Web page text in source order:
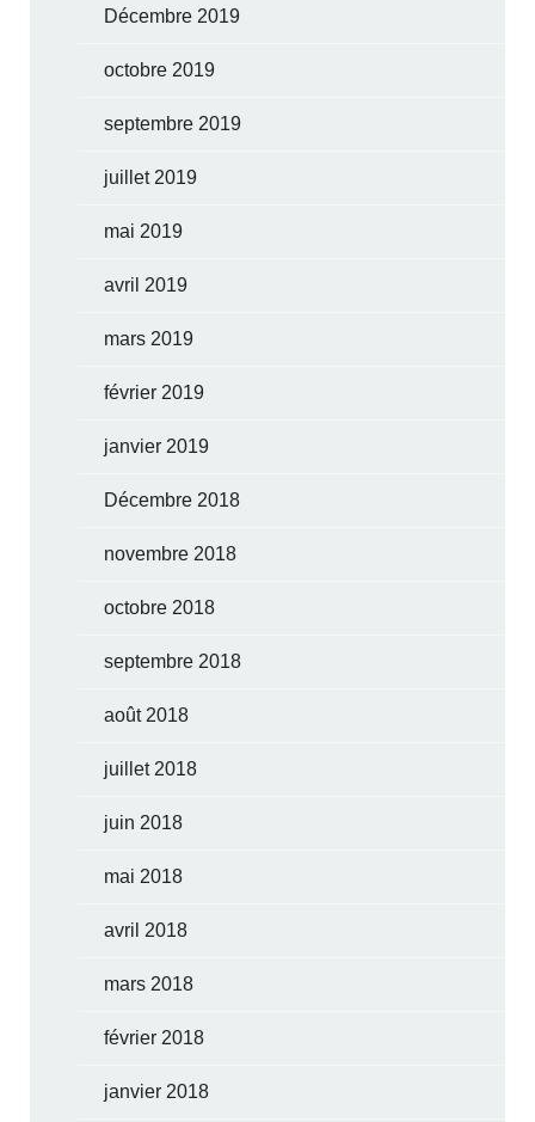
Décembre 2019
octobre 2019
septembre 2019
juillet 2019
mai 2019
avril 2019
mars 2019
février 2019
janvier 2019
Décembre 2018
novembre 2018
octobre 2018
septembre 2018
août 2018
juillet 2018
juin 2018
mai 2018
avril 2018
mars 2018
février 2018
janvier 2018